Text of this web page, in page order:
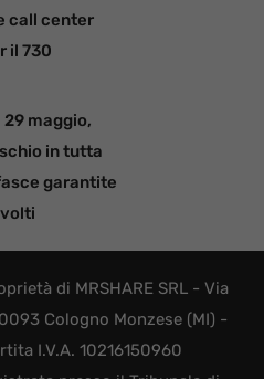
call center
il 730
maggio,
in tutta
garantite
di MRSHARE SRL - Via
Cologno Monzese (MI) -
I.V.A. 10216150960